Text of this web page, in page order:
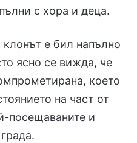
с хора и деца.
е бил напълно
ясно се вижда, че
което
на част от
посещаваните и